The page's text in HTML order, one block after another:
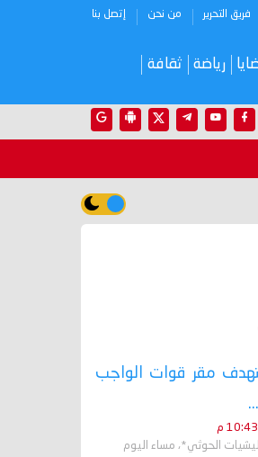
فريق التحرير من نحن إتصل بنا
رياضة ثقافة
مقر قوات الواجب
الحوثي*، مساء اليوم